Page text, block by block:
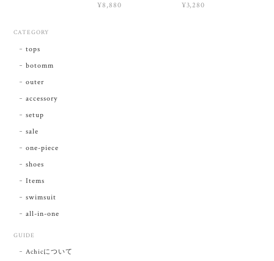
¥8,880
¥3,280
CATEGORY
tops
botomm
outer
accessory
setup
sale
one-piece
shoes
Items
swimsuit
all-in-one
GUIDE
Achicについて